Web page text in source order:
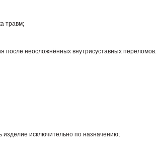
травм;
после неосложнённых внутрисуставных переломов.
изделие исключительно по назначению;